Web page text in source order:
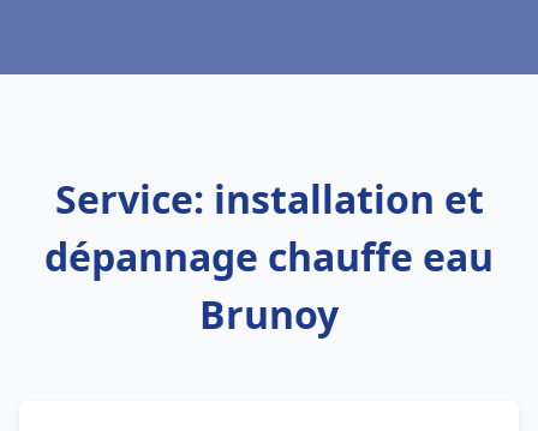
Service: installation et
dépannage chauffe eau
Brunoy